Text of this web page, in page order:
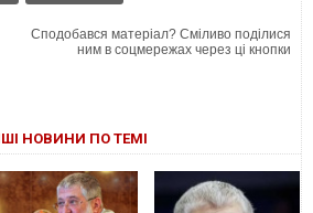
Сподобався матеріал? Сміливо поділися
ним в соцмережах через ці кнопки
НОВИНИ ПО ТЕМІ